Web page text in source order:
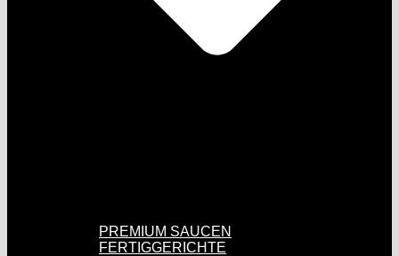
PREMIUM SAUCEN
FERTIGGERICHTE